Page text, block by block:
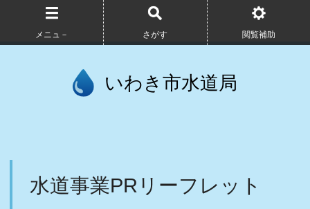
メニュ－ さがす 閲覧補助
いわき市水道局
水道事業PRリーフレット